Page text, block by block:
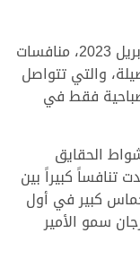
انطلقت بالشحانية، صباح اليوم السبت 1 أبريل 2023، منافسات
والتي تتواصل
الصباحية فقط في
الحقايق
تنافساً كبيراً بين
كبير في أول
سمو الأمير